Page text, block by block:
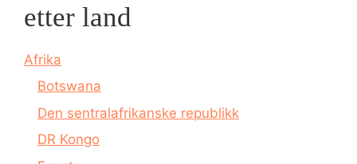
etter land
Afrika
Botswana
Den sentralafrikanske republikk
DR Kongo